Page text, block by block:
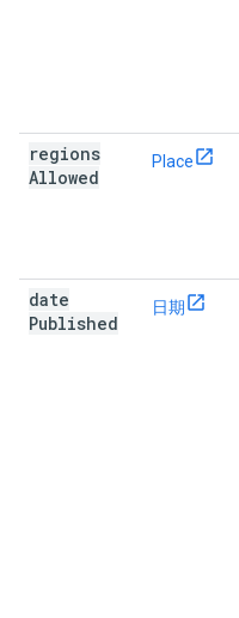
regions
Allowed
Place
date
Published
日期